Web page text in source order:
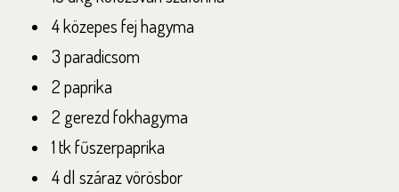
4 közepes fej hagyma
3 paradicsom
2 paprika
2 gerezd fokhagyma
1 tk fűszerpaprika
4 dl száraz vörösbor